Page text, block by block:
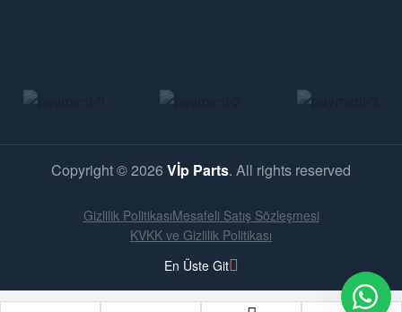
Copyright © 2026 Vİp Parts. All rights reserved
En Üste Git
Gizlilik PolitikasıMesafeli Satış Sözleşmesi
KVKK ve Gizlilik Politikası